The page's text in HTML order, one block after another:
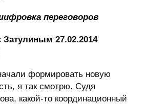
переговоров
Затулиным 27.02.2014
формировать новую
я так смотрю. Судя
какой-то координационный